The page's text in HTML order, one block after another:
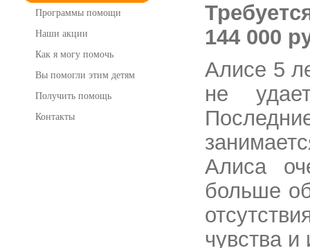
Программы помощи
Наши акции
Как я могу помочь
Вы помогли этим детям
Получить помощь
Контакты
144 000
Алисе 5
не
Алиса
больше
чувства и